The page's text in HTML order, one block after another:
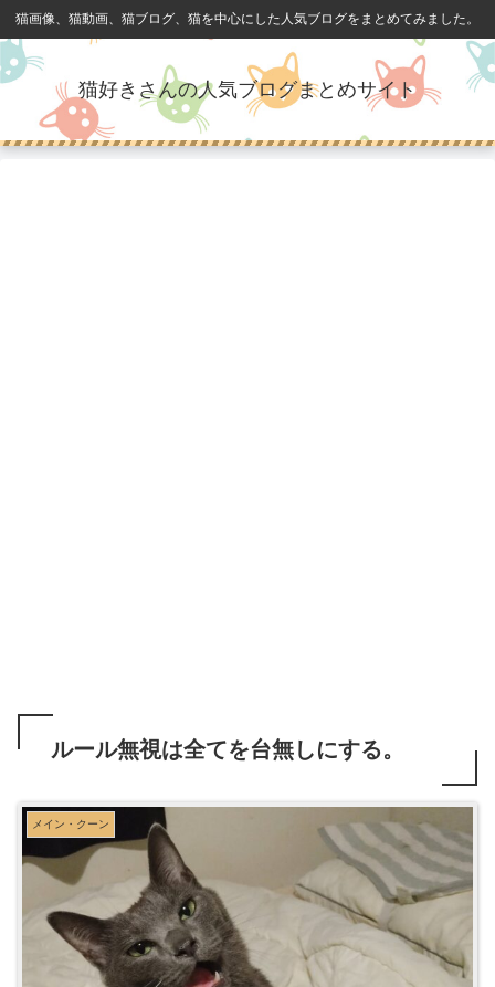
猫画像、猫動画、猫ブログ、猫を中心にした人気ブログをまとめてみました。
猫好きさんの人気ブログまとめサイト
ルール無視は全てを台無しにする。
メイン・クーン